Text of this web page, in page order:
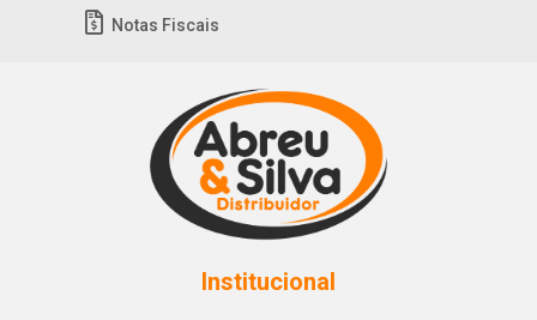
Notas Fiscais
Institucional